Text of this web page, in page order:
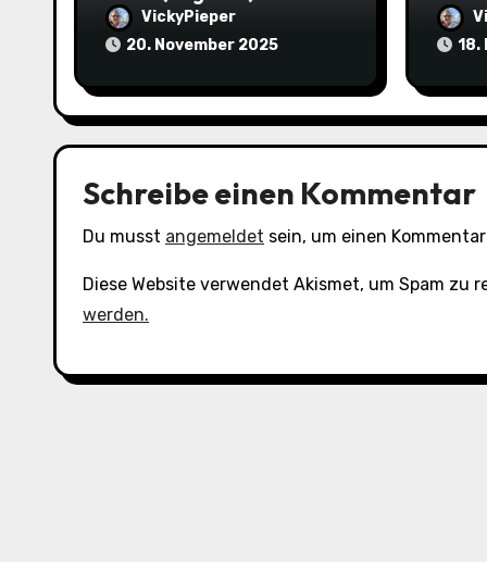
i
o
n
VickyPieper
20. November 2025
18.
Schreibe einen Kommentar
Du musst angemeldet sein, um einen
Diese Website verwendet Akismet, um Spam zu
werden.